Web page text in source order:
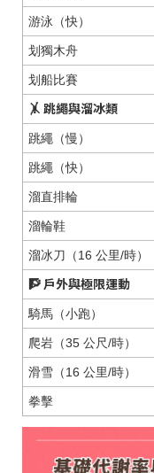
游泳（快）
划獨木舟
划船比賽
🤸 跳繩與溜冰類
跳繩（慢）
跳繩（快）
溜直排輪
溜輪鞋
溜冰刀（16 公里/時）
🧗 戶外與極限運動
騎馬（小跑）
爬岩（35 公尺/時）
滑雪（16 公里/時）
拳擊